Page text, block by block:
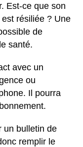
Est-ce que son
résiliée ? Une
de
santé.
avec un
ou
Il pourra
un bulletin de
remplir le